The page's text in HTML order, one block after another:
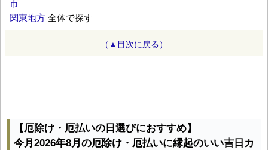
市
関東地方 全体で探す
（▲目次に戻る）
【厄除け・厄払いの日選びにおすすめ】
今月2026年8月の厄除け・厄払いに縁起のいい吉日カ